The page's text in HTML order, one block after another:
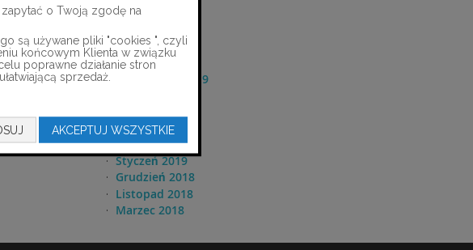
o Twoją zgodę na
są używane pliki "cookies ", czyli
końcowym Klienta w związku
poprawne działanie stron
sprzedaż.
AKCEPTUJ WSZYSTKIE
Luty 2020
Grudzień 2019
Listopad 2019
Pażdziernik 2019
Maj 2019
Kwiecień 2019
Styczeń 2019
Grudzień 2018
Listopad 2018
Marzec 2018